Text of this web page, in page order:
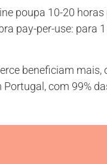
poupa 10-20
pay-per-use: para
beneficiam mais,
com 99%